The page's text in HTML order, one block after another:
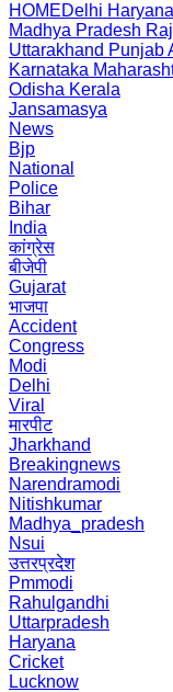
HOMEDelhi Haryana
Madhya Pradesh
Uttarakhand Punjab
Karnataka
Odisha Kerala
Jansamasya
News
Bjp
National
Police
Bihar
India
कांग्रेस
बीजेपी
Gujarat
भाजपा
Accident
Congress
Modi
Delhi
Viral
मारपीट
Jharkhand
Breakingnews
Narendramodi
Nitishkumar
Madhya_pradesh
Nsui
उत्तरप्रदेश
Pmmodi
Rahulgandhi
Uttarpradesh
Haryana
Cricket
Lucknow